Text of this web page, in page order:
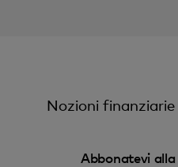
Nozioni
Abbonatevi